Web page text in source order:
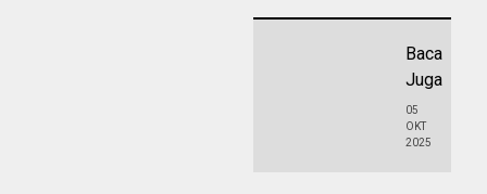
Baca
Juga
05
OKT
2025